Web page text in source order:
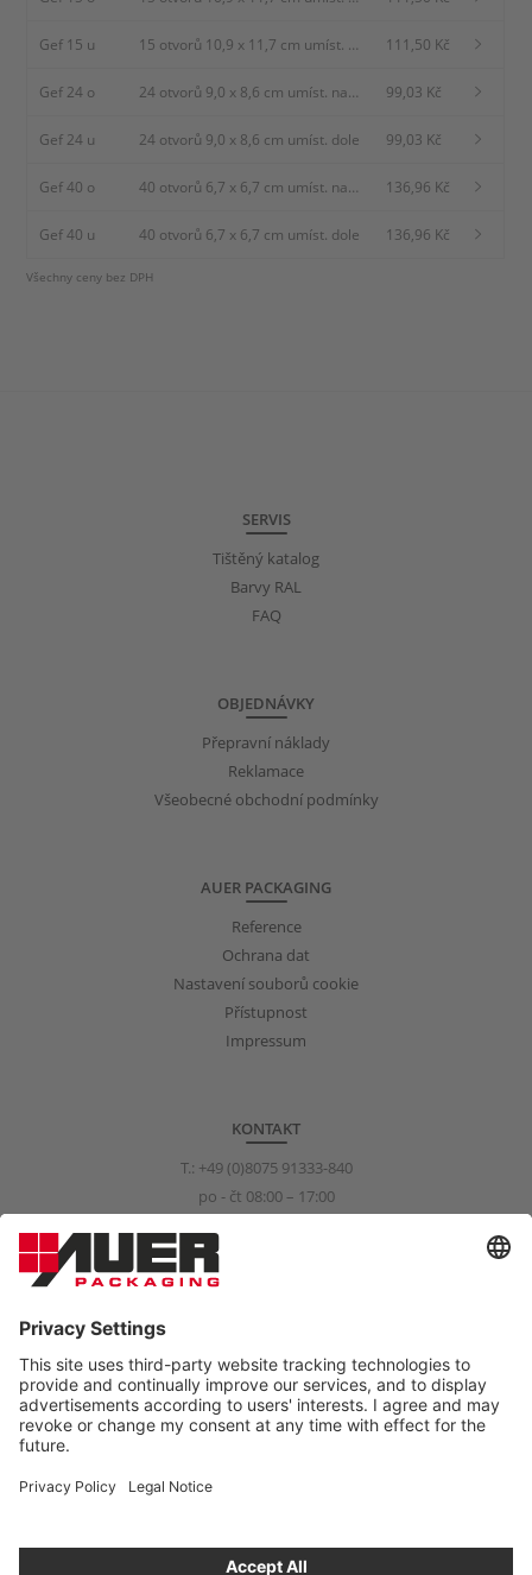
Gef 15 u
15 otvorů 10,9 x 11,7 cm umíst.
111,50 Kč
Gef 24 o
24 otvorů 9,0 x 8,6 cm umíst.
99,03 Kč
Gef 24 u 24 otvorů 9,0 x 8,6 cm umíst. dole 99,03 Kč
Gef 40 o
40 otvorů 6,7 x 6,7 cm umíst.
136,96 Kč
Gef 40 u 40 otvorů 6,7 x 6,7 cm umíst. dole 136,96 Kč
Všechny ceny bez DPH
SERVIS
Tištěný katalog
Barvy RAL
FAQ
OBJEDNÁVKY
Přepravní náklady
Reklamace
Všeobecné obchodní podmínky
AUER PACKAGING
Reference
Ochrana dat
Nastavení souborů cookie
Přístupnost
Impressum
KONTAKT
T.: +49 (0)8075 91333-840
po - čt 08:00 – 17:00
info@auer-packaging.com
Právě nakupujete jako obchodní zákazník. V obchodě pro